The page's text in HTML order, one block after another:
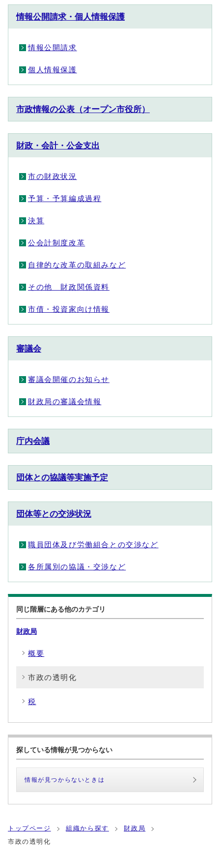
情報公開請求・個人情報保護
情報公開請求
個人情報保護
市政情報の公表（オープン市役所）
財政・会計・公金支出
市の財政状況
予算・予算編成過程
決算
公会計制度改革
自律的な改革の取組みなど
その他 財政関係資料
市債・投資家向け情報
審議会
審議会開催のお知らせ
財政局の審議会情報
庁内会議
団体との協議等実施予定
団体等との交渉状況
職員団体及び労働組合との交渉など
各所属別の協議・交渉など
同じ階層にある他のカテゴリ
財政局
概要
市政の透明化
税
探している情報が見つからない
情報が見つからないときは
トップページ 組織から探す
財政局
市政の透明化